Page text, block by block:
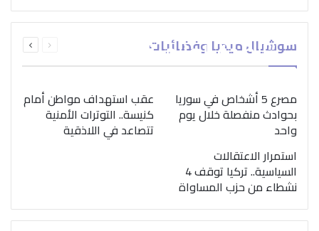
سوشيال ميديا وفضائيات الصفحةالصفحة
بمناسبة اليوم الدولي..
“الصحة العالمية” تؤكد
ضرورة اتباع نهج متكامل
لمواجهة إدمان المخدرات
مصرع 5 أشخاص في سوريا
بحوادث منفصلة خلال يوم
واحد
عقب استهداف مواطن أمام
كنيسة.. التوترات الأمنية
تتصاعد في اللاذقية
استمرار الاعتقالات
السياسية.. تركيا توقف 4
نشطاء من حزب المساواة